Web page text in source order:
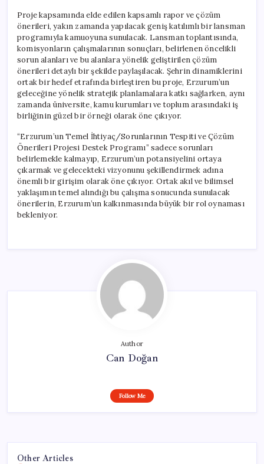
Proje kapsamında elde edilen kapsamlı rapor ve çözüm
önerileri, yakın zamanda yapılacak geniş katılımlı bir lansman
programıyla kamuoyuna sunulacak. Lansman toplantısında,
komisyonların çalışmalarının sonuçları, belirlenen öncelikli
sorun alanları ve bu alanlara yönelik geliştirilen çözüm
önerileri detaylı bir şekilde paylaşılacak. Şehrin dinamiklerini
ortak bir hedef etrafında birleştiren bu proje, Erzurum’un
geleceğine yönelik stratejik planlamalara katkı sağlarken, aynı
zamanda üniversite, kamu kurumları ve toplum arasındaki iş
birliğinin güzel bir örneği olarak öne çıkıyor.
“Erzurum’un Temel İhtiyaç/Sorunlarının Tespiti ve Çözüm
Önerileri Projesi Destek Programı” sadece sorunları
belirlemekle kalmayıp, Erzurum’un potansiyelini ortaya
çıkarmak ve gelecekteki vizyonunu şekillendirmek adına
önemli bir girişim olarak öne çıkıyor. Ortak akıl ve bilimsel
yaklaşımın temel alındığı bu çalışma sonucunda sunulacak
önerilerin, Erzurum’un kalkınmasında büyük bir rol oynaması
bekleniyor.
Author
Can Doğan
Follow Me
Other Articles